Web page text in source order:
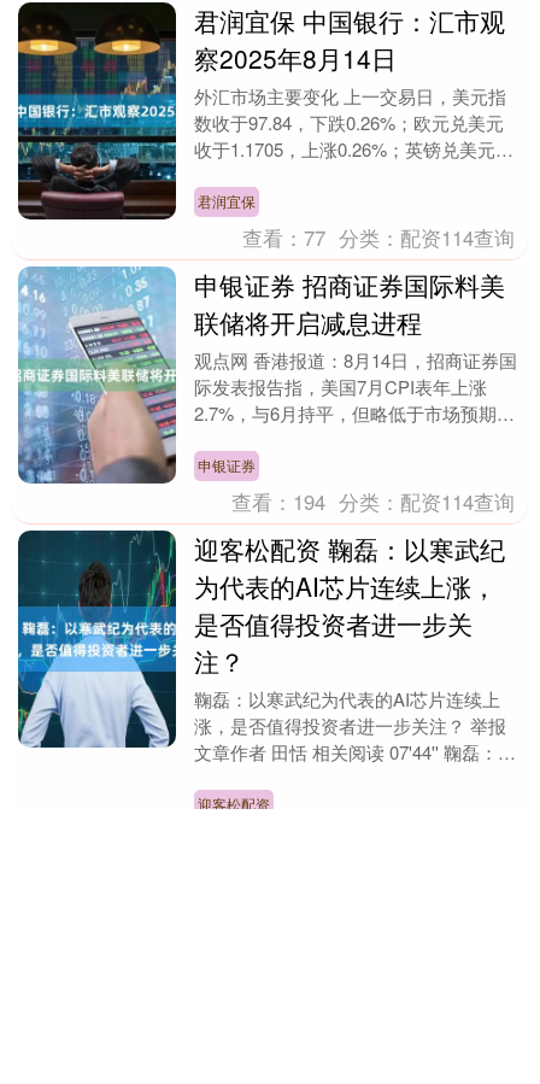
君润宜保 中国银行：汇市观
察2025年8月14日
外汇市场主要变化 上一交易日，美元指
数收于97.84，下跌0.26%；欧元兑美元
收于1.1705，上涨0.26%；英镑兑美元收
君润宜保
查看：77 分类： 配资114查询
申银证券 招商证券国际料美
联储将开启减息进程
观点网 香港报道：8月14日，招商证券国
际发表报告指，美国7月CPI表年上涨
2.7%，与6月持平，但略低于市场预期的
申银证券
查看： 194 分类： 配资114查询
迎客松配资 鞠磊：以寒武纪
为代表的AI芯片连续上涨，
是否值得投资者进一步关
注？
鞠磊：以寒武纪为代表的AI芯片连续上
涨，是否值得投资者进一步关注？ 举报
文章作者 田恬 相关阅读 07'44'' 鞠磊：指
迎客松配资